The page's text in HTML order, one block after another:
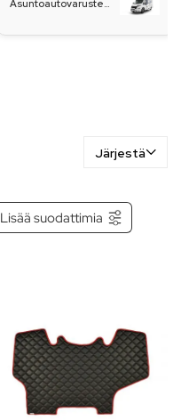
Järjestä
Lisää suodattimia